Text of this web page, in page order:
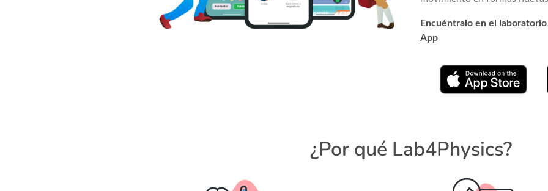
Encuéntralo en el
App
¿Por qué Lab4Physics?